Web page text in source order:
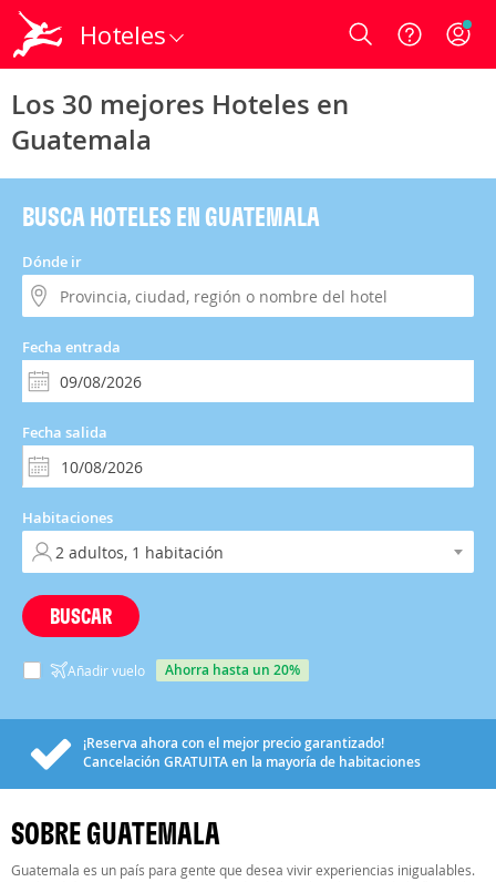
Hoteles Login
Los 30 mejores Hoteles en
Guatemala
BUSCA HOTELES EN GUATEMALA
Dónde ir
Fecha entrada
Fecha salida
Habitaciones
BUSCAR
Añadir vuelo ahorra hasta un 20%
¡Reserva ahora con el mejor precio garantizado!
Cancelación GRATUITAen la mayoría de habitaciones
SOBRE GUATEMALA
Guatemala es un país para gente que desea vivir experiencias inigualables.